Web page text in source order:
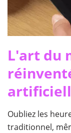
L'art du
Oubliez les
traditionnel,